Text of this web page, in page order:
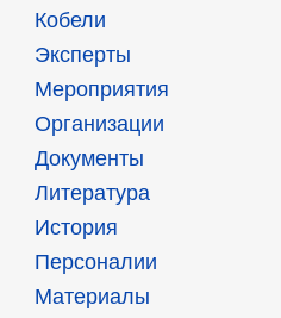
Кобели
Эксперты
Мероприятия
Организации
Документы
Литература
История
Персоналии
Материалы